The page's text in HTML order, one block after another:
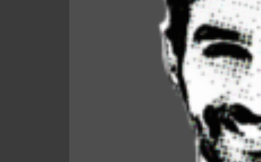
Speaker
Docenti
Blogger
La Nostra Rete